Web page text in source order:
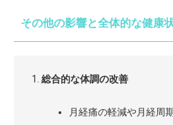
その他の影響と全体的な健康
総合的な体調の改善
月経痛の軽減や月経周